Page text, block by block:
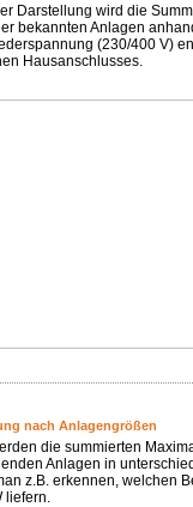
Darstellung wird die
bekannten Anlagen
(230/400 V)
Hausanschlusses.
nach Anlagengrößen
die summierten
Anlagen in
z.B. erkennen, welchen
liefern.